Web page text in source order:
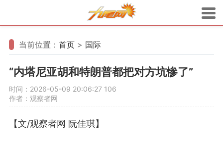
当前位置： 首页 > 国际
“内塔尼亚胡和特朗普都把对方坑惨了”
时间：2026-05-09 20:06:27 106
作者：观察者网
【文/观察者网 阮佳琪】